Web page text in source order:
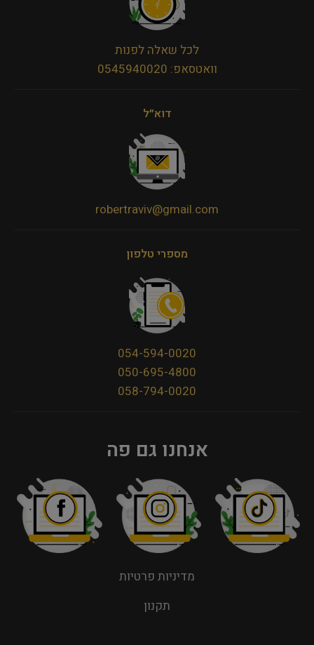
לכל שאלה לפנות
וואטסאפ: 0545940020
דוא״ל
robertraviv@gmail.com
מספרי טלפון
054-594-0020
050-695-4800
058-794-0020
אנחנו גם פה
מדיניות פרטיות
תקנון